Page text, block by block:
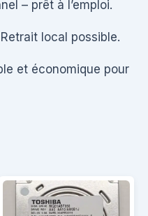
– prêt à l’emploi.
local possible.
et économique pour